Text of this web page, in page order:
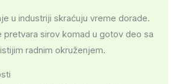
u industriji skraćuju vreme dorade.
pretvara sirov komad u gotov deo sa
radnim okruženjem.